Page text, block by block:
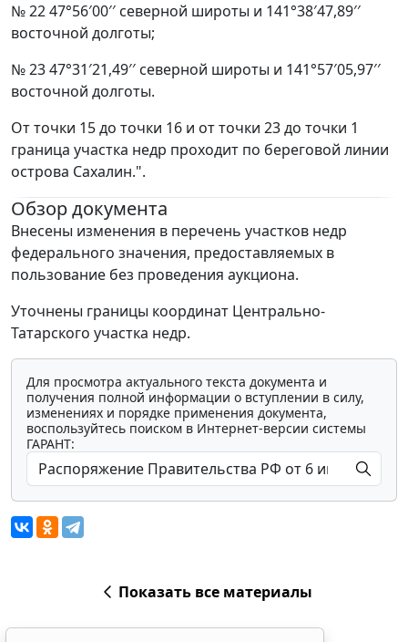
№ 22 47°56′00′′ северной широты и 141°38′47,89′′
восточной долготы;
№ 23 47°31′21,49′′ северной широты и 141°57′05,97′′
восточной долготы.
От точки 15 до точки 16 и от точки 23 до точки 1
граница участка недр проходит по береговой линии
острова Сахалин.".
Обзор документа
Внесены изменения в перечень участков недр
федерального значения, предоставляемых в
пользование без проведения аукциона.
Уточнены границы координат Центрально-
Татарского участка недр.
Для просмотра актуального текста документа и
получения полной информации о вступлении в силу,
изменениях и порядке применения документа,
воспользуйтесь поиском в Интернет-версии системы
ГАРАНТ:
Показать все материалы